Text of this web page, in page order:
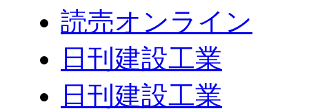
読売オンライン
日刊建設工業
日刊建設工業